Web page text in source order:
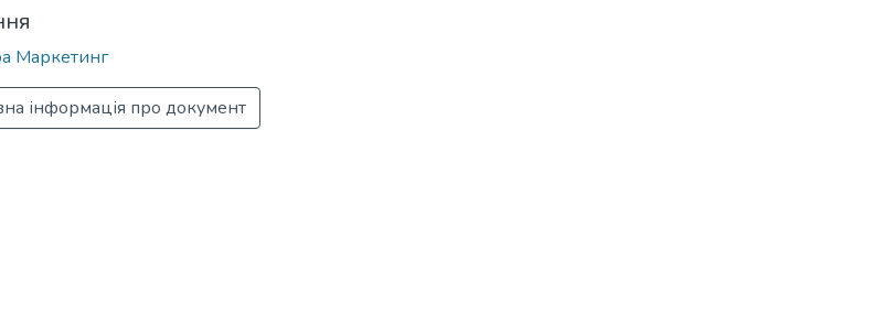
Маркетинг
інформація про документ